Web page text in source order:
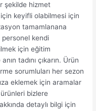
şekilde hizmet
keyifli olabilmesi için
tamamlanana
personel kendi
için eğitim
tadını çıkarın. Ürün
sorumluları her sezon
eklemek için aramalar
bizlere
detaylı bilgi için